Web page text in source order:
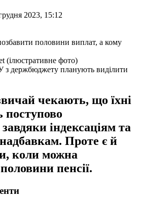
2023, 15:12
(ілюстративне фото)
держбюджету планують виділити
чекають, що їхні
індексаціям та
Проте є й
коли можна
пенсії.